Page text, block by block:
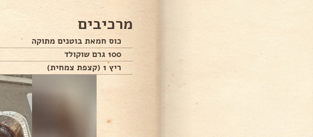
מרכיבים
כוס חמאת בוטנים מתוקה
100 גרם שוקולד
ריץ 1 (קצפת צמחית)